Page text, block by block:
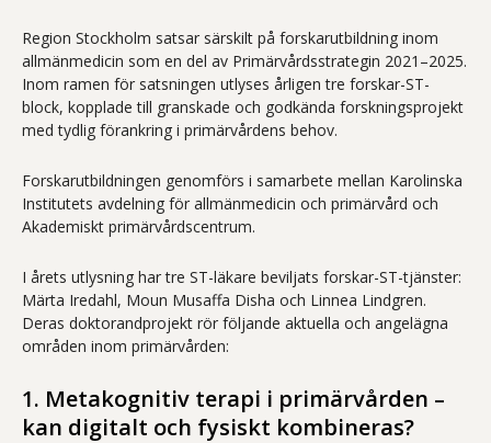
Region Stockholm satsar särskilt på forskarutbildning inom
allmänmedicin som en del av Primärvårdsstrategin 2021–2025.
Inom ramen för satsningen utlyses årligen tre forskar-ST-
block, kopplade till granskade och godkända forskningsprojekt
med tydlig förankring i primärvårdens behov.
Forskarutbildningen genomförs i samarbete mellan Karolinska
Institutets avdelning för allmänmedicin och primärvård och
Akademiskt primärvårdscentrum.
I årets utlysning har tre ST-läkare beviljats forskar-ST-tjänster:
Märta Iredahl, Moun Musaffa Disha och Linnea Lindgren.
Deras doktorandprojekt rör följande aktuella och angelägna
områden inom primärvården:
1. Metakognitiv terapi i primärvården –
kan digitalt och fysiskt kombineras?